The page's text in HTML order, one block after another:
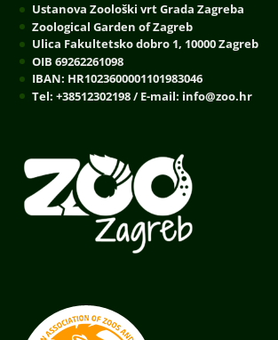
Ustanova Zoološki vrt Grada Zagreba
Zoological Garden of Zagreb
Ulica Fakultetsko dobro 1, 10000 Zagreb
OIB 69262261098
IBAN: HR1023600001101983046
Tel: +38512302198 / E-mail: info@zoo.hr